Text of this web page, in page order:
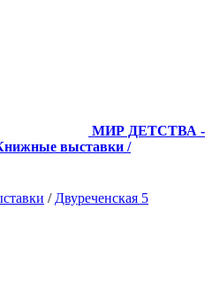
МИР ДЕТСТВА -
выставки /
/ Двуреченская 5